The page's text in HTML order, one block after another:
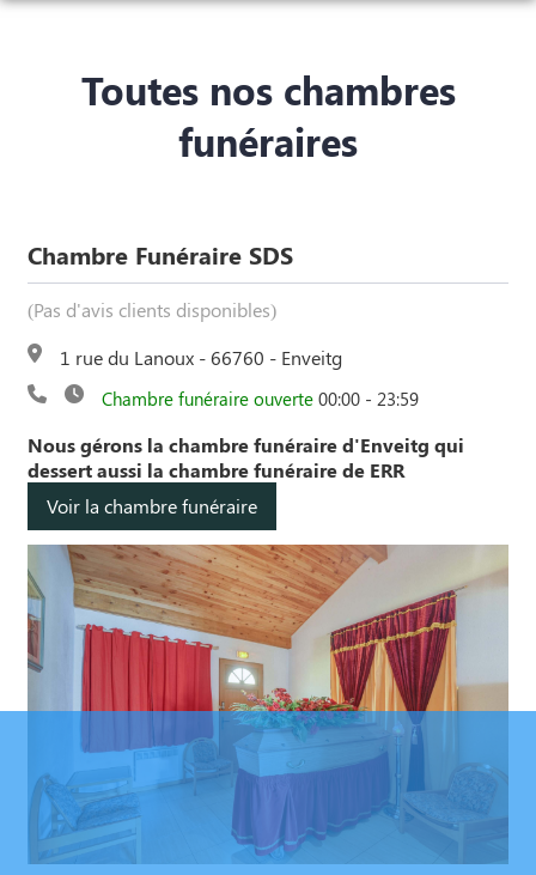
PRÉVOIR SES OBSÈQUES
SERVICES AUX FAMILLES
Toutes nos chambres
funéraires
Chambre Funéraire SDS
(Pas d'avis clients disponibles)
1 rue du Lanoux - 66760 - Enveitg
Chambre funéraire ouverte 00:00 - 23:59
Nous gérons la chambre funéraire d'Enveitg qui
dessert aussi la chambre funéraire de ERR
Voir la chambre funéraire